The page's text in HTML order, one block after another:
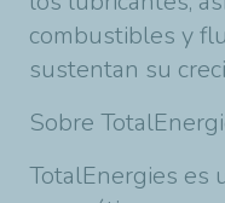
combustibles y
sustentan su
Sobre
TotalEnergies es